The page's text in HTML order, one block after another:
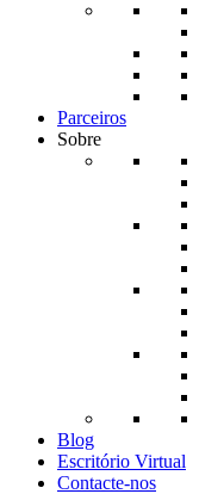
Parceiros
Sobre
Blog
Escritório Virtual
Contacte-nos